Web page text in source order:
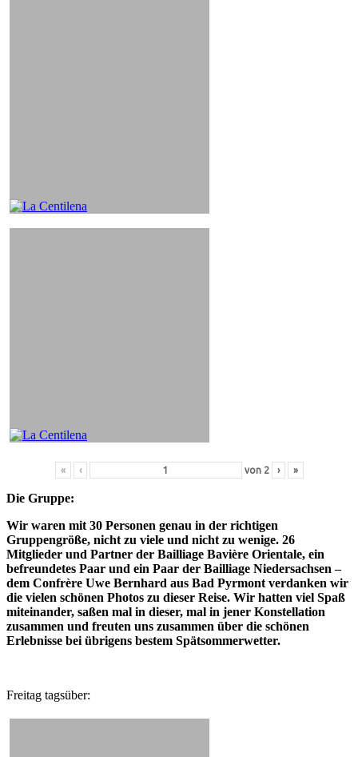
« ‹ von 2 › »
Die Gruppe:
Wir waren mit 30 Personen genau in der richtigen
Gruppengröße, nicht zu viele und nicht zu wenige. 26
Mitglieder und Partner der Bailliage Bavière Orientale, ein
befreundetes Paar und ein Paar der Bailliage Niedersachsen –
dem Confrère Uwe Bernhard aus Bad Pyrmont verdanken wir
die vielen schönen Photos zu dieser Reise. Wir hatten viel Spaß
miteinander, saßen mal in dieser, mal in jener Konstellation
zusammen und freuten uns zusammen über die schönen
Erlebnisse bei übrigens bestem Spätsommerwetter.
Freitag tagsüber: